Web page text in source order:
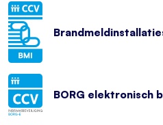
BORG elektronisch